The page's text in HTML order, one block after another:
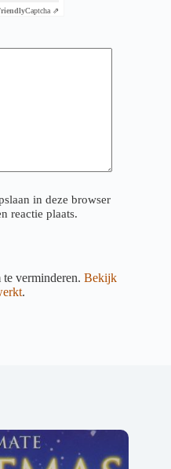
Captcha ⇗
in deze browser
reactie plaats.
verminderen. Bekijk
.